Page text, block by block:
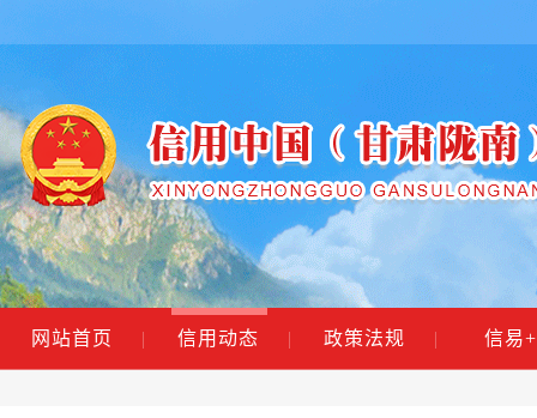
网站首页 | 信用动态 | 政策法规 | 信易+